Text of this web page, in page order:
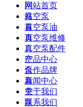
网
站
首
页
真
空
泵
真
空
泵
网站首页
真空泵
真空泵油
真空泵维修
真空泵配件
产品中心
合作品牌
新闻中心
关于我们
联系我们